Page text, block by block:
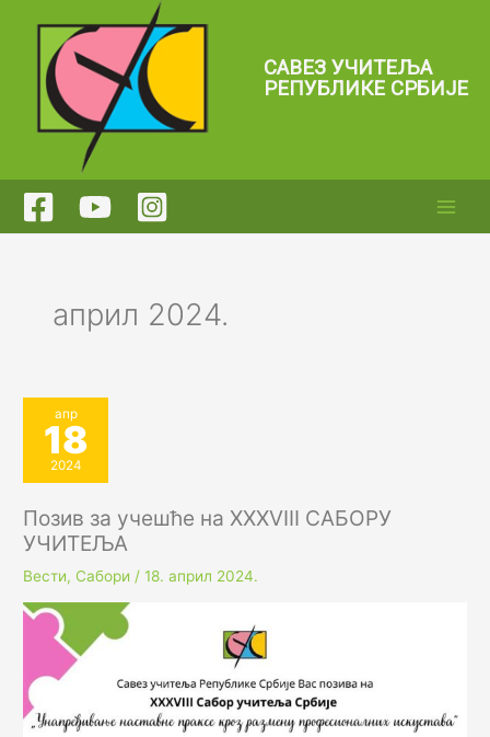
садржај
САВЕЗ УЧИТЕЉА
РЕПУБЛИКЕ СРБИЈЕ
април 2024.
апр
18
2024
Позив за учешће на XXXVIII САБОРУ
УЧИТЕЉА
Вести, Сабори /18. април 2024.